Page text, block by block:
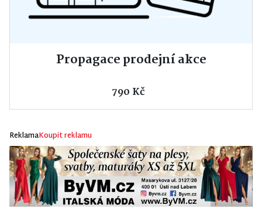
Propagace prodejní akce
790 Kč
ReklamaKoupit reklamu